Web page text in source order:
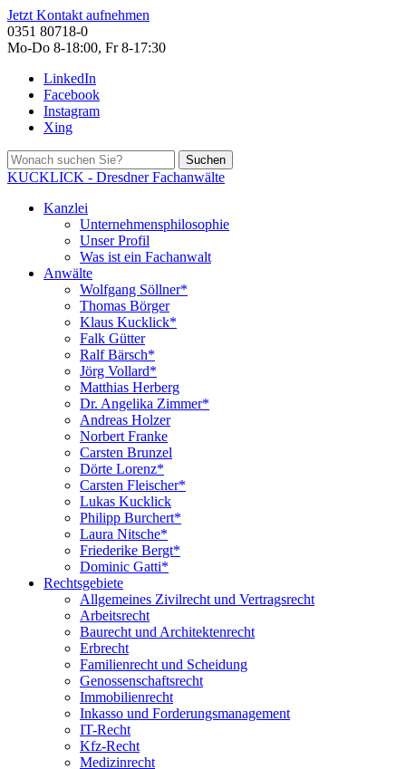
Jetzt Kontakt aufnehmen
0351 80718-0
Mo-Do 8-18:00, Fr 8-17:30
LinkedIn
Facebook
Instagram
Xing
Suchen
KUCKLICK - Dresdner Fachanwälte
Kanzlei
Unternehmensphilosophie
Unser Profil
Was ist ein Fachanwalt
Anwälte
Wolfgang Söllner*
Thomas Börger
Klaus Kucklick*
Falk Gütter
Ralf Bärsch*
Jörg Vollard*
Matthias Herberg
Dr. Angelika Zimmer*
Andreas Holzer
Norbert Franke
Carsten Brunzel
Dörte Lorenz*
Carsten Fleischer*
Lukas Kucklick
Philipp Burchert*
Laura Nitsche*
Friederike Bergt*
Dominic Gatti*
Rechtsgebiete
Allgemeines Zivilrecht und Vertragsrecht
Arbeitsrecht
Baurecht und Architektenrecht
Erbrecht
Familienrecht und Scheidung
Genossenschaftsrecht
Immobilienrecht
Inkasso und Forderungsmanagement
IT-Recht
Kfz-Recht
Medizinrecht